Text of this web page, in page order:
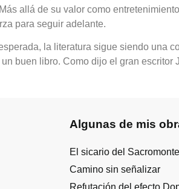
allá de su valor como
para seguir adelante.
la literatura sigue siendo una
buen libro. Como dijo el gran
Algunas de mis
El sicario del Sacromonte
Camino sin señalizar